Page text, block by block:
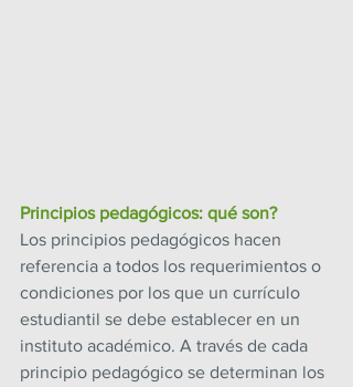
Principios pedagógicos: qué son?
Los principios pedagógicos hacen
referencia a todos los requerimientos o
condiciones por los que un currículo
estudiantil se debe establecer en un
instituto académico. A través de cada
principio pedagógico se determinan los